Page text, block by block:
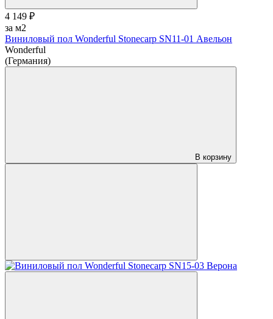
4 149 ₽
за м2
Виниловый пол Wonderful Stonecarp SN11-01 Авельон
Wonderful
(Германия)
В корзину